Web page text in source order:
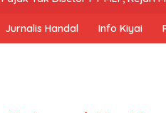
Jurnalis Handal Info Kiyai